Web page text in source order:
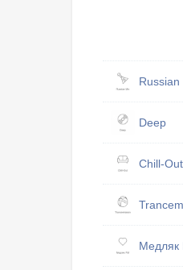
Russian
Deep
Chill-Out
Медляк